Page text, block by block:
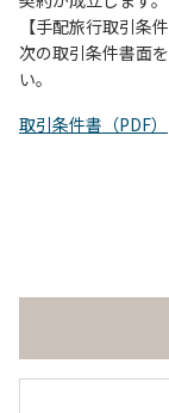
【手配旅行取引条件
次の取引条件書面
い。
取引条件書（PDF）